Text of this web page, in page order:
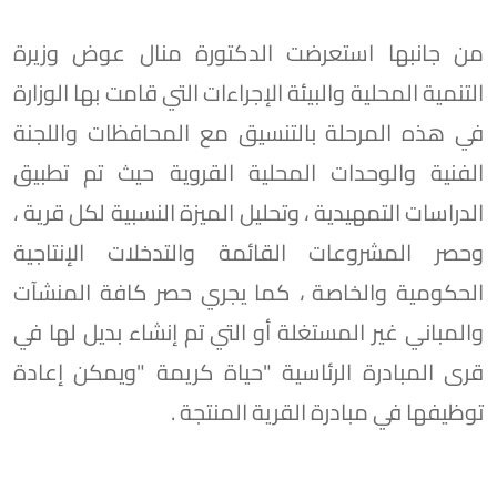
من جانبها استعرضت الدكتورة منال عوض وزيرة
التنمية المحلية والبيئة الإجراءات التي قامت بها الوزارة
في هذه المرحلة بالتنسيق مع المحافظات واللجنة
الفنية والوحدات المحلية القروية حيث تم تطبيق
الدراسات التمهيدية ، وتحليل الميزة النسبية لكل قرية ،
وحصر المشروعات القائمة والتدخلات الإنتاجية
الحكومية والخاصة ، كما يجري حصر كافة المنشآت
والمباني غير المستغلة أو التي تم إنشاء بديل لها في
قرى المبادرة الرئاسية "حياة كريمة "ويمكن إعادة
توظيفها في مبادرة القرية المنتجة .